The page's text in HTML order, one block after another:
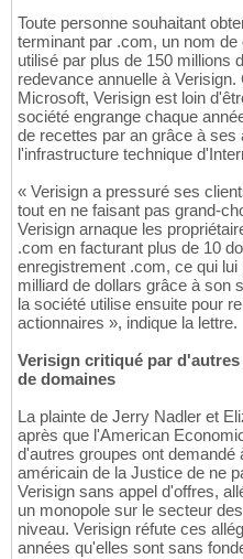
Toute personne souhaitant
terminant par .com, un nom
utilisé par plus de 150 millions
redevance annuelle à
Microsoft, Verisign est loin
société engrange chaque
de recettes par an grâce à
l'infrastructure technique
« Verisign a pressuré ses
tout en ne faisant pas grand-
Verisign arnaque les
.com en facturant plus de 10
enregistrement .com, ce qui
milliard de dollars grâce à son
la société utilise ensuite pour
actionnaires », indique la lettre.
Verisign critiqué par
de domaines
La plainte de Jerry Nadler et
après que l'American
d'autres groupes ont demandé
américain de la Justice de ne
Verisign sans appel d'offres,
un monopole sur le secteur
niveau. Verisign réfute ces
années qu'elles sont sans